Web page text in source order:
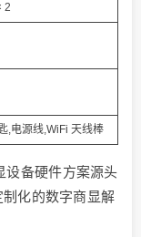
2
,电源线,WiFi 天线棒
设备硬件方案源头
化的数字商显解